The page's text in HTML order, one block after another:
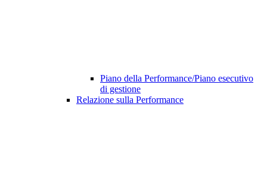
Piano della Performance/Piano esecutivo
di gestione
Relazione sulla Performance